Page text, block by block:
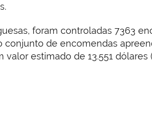
foram controladas 7363
de encomendas
estimado de 13.551 dólares